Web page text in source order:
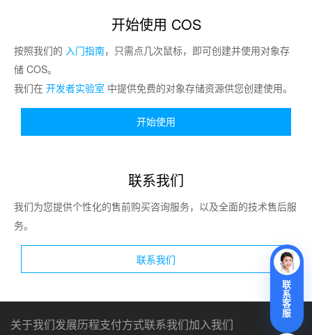
开始使用 COS
按照我们的 入门指南，只需点几次鼠标，即可创建并使用对象存
储 COS。
我们在 开发者实验室 中提供免费的对象存储资源供您创建使用。
开始使用
联系我们
我们为您提供个性化的售前购买咨询服务，以及全面的技术售后服
务。
联系我们
联
系
客
服
关于我们发展历程支付方式联系我们加入我们